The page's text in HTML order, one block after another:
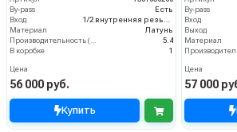
By-pass
Есть
Вход
1/2 внутренняя резьба
Материал
Латунь
Производительность (л/мин)
5.4
В коробке
1
Цена
56 000 руб.
Купить
By-pass
Вход
Выход
Материал
Цена
57 000